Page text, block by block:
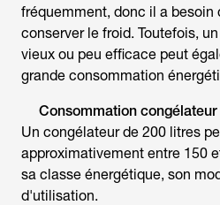
fréquemment, donc il a besoin
conserver le froid. Toutefois,
vieux ou peu efficace peut
grande consommation
Consommation congélateur
Un congélateur de 200 litres
approximativement entre 150
sa classe énergétique, son
d'utilisation.